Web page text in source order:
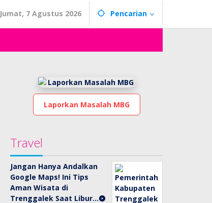
Jumat, 7 Agustus 2026 Pencarian
Laporkan Masalah MBG
Travel
Jangan Hanya Andalkan
Google Maps! Ini Tips
Aman Wisata di
Trenggalek Saat Libur…